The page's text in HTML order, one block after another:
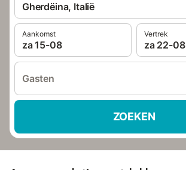
Gherdëina, Italië
Aankomst
za 15-08
Vertrek
za 22-08
Gasten
ZOEKEN